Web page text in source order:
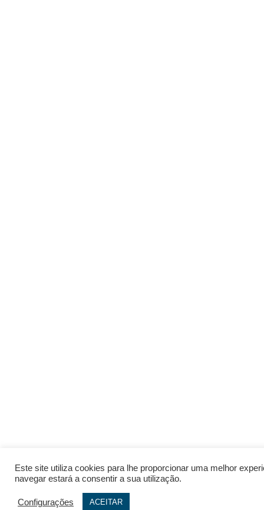
Este site utiliza cookies para lhe proporcionar uma melhor
navegar estará a consentir a sua utilização.
Configurações ACEITAR